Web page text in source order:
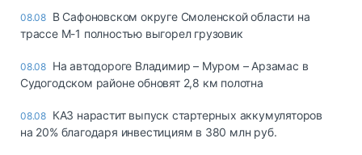
08.08 В Сафоновском округе Смоленской области на
трассе М-1 полностью выгорел грузовик
08.08 На автодороге Владимир – Муром – Арзамас в
Судогодском районе обновят 2,8 км полотна
08.08 КАЗ нарастит выпуск стартерных аккумуляторов
на 20% благодаря инвестициям в 380 млн руб.